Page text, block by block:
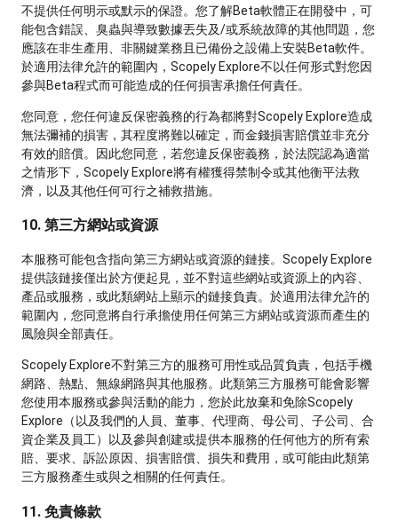
不提供任何明示或默示的保證。您了解Beta軟體正在開發中，可
能包含錯誤、臭蟲與導致數據丟失及/或系統故障的其他問題，您
應該在非生產用、非關鍵業務且已備份之設備上安裝Beta軟件。
於適用法律允許的範圍內，Scopely Explore不以任何形式對您因
參與Beta程式而可能造成的任何損害承擔任何責任。
您同意，您任何違反保密義務的行為都將對Scopely Explore造成
無法彌補的損害，其程度將難以確定，而金錢損害賠償並非充分
有效的賠償。因此您同意，若您違反保密義務，於法院認為適當
之情形下，Scopely Explore將有權獲得禁制令或其他衡平法救
濟，以及其他任何可行之補救措施。
10. 第三方網站或資源
本服務可能包含指向第三方網站或資源的鏈接。Scopely Explore
提供該鏈接僅出於方便起見，並不對這些網站或資源上的內容、
產品或服務，或此類網站上顯示的鏈接負責。於適用法律允許的
範圍內，您同意將自行承擔使用任何第三方網站或資源而產生的
風險與全部責任。
Scopely Explore不對第三方的服務可用性或品質負責，包括手機
網路、熱點、無線網路與其他服務。此類第三方服務可能會影響
您使用本服務或參與活動的能力，您於此放棄和免除Scopely
Explore（以及我們的人員、董事、代理商、母公司、子公司、合
資企業及員工）以及參與創建或提供本服務的任何他方的所有索
賠、要求、訴訟原因、損害賠償、損失和費用，或可能由此類第
三方服務產生或與之相關的任何責任。
11. 免責條款